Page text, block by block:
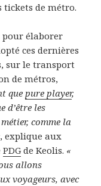
tickets de métro.
pour élaborer
ces dernières
sur le transport
de métros,
que pure player,
d’être les
comme la
, explique aux
PDG de Keolis. «
allons
voyageurs, avec